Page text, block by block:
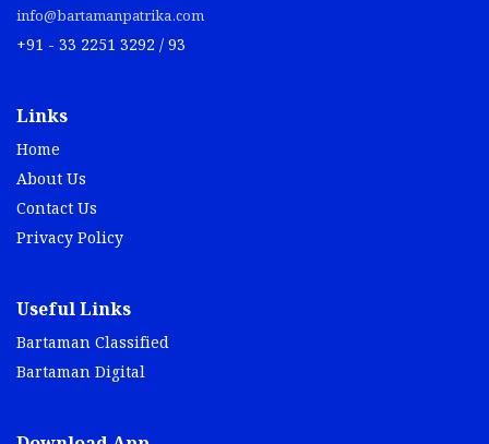
info@bartamanpatrika.com
+91 - 33 2251 3292 / 93
Links
Home
About Us
Contact Us
Privacy Policy
Useful Links
Bartaman Classified
Bartaman Digital